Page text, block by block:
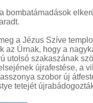
bombatámadások
a Jézus Szíve
az Úrnak, hogy a
utolsó szakaszának
újrafestése, a
szobor új
tetejét